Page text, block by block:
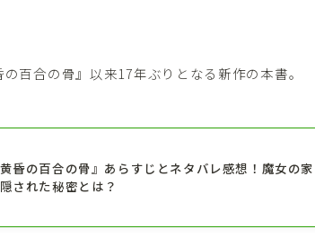
百合の骨』以来17年ぶりとなる新作の本書。
黄昏の百合の骨』あらすじとネタバレ感想！魔女の家
された秘密とは？